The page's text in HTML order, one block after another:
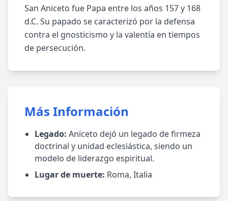
San Aniceto fue Papa entre los años 157 y 168
d.C. Su papado se caracterizó por la defensa
contra el gnosticismo y la valentía en tiempos
de persecución.
Más Información
Legado: Aniceto dejó un legado de firmeza
doctrinal y unidad eclesiástica, siendo un
modelo de liderazgo espiritual.
Lugar de muerte: Roma, Italia